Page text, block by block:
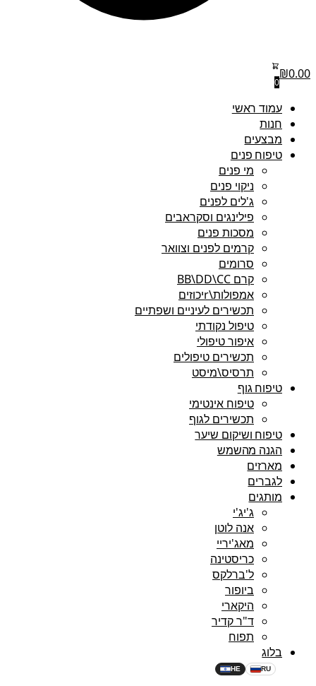
₪0.00
0
עמוד ראשי
חנות
מבצעים
טיפוח פנים
מי פנים
ניקוי פנים
ג'לים לפנים
פילינגים וסקראבים
מסכות פנים
קרמים לפנים וצוואר
סרומים
קרם BB\DD\CC
אמפולות\rיכוזים
תכשירים לעיניים ושפתיים
טיפול נקודתי
איפור טיפולי
תכשירים טיפולים
תרסיס\מיסט
טיפוח גוף
טיפוח אינטימי
תכשירים לגוף
טיפוח ושיקום שיער
הגנה מהשמש
מארזים
לגברים
מותגים
ג'יג'י
אנה לוטן
מאג'יריי
כריסטינה
ל'ברלקס
ביופור
היקארי
ד"ר קדיר
תפוח
בלוג
HE RU